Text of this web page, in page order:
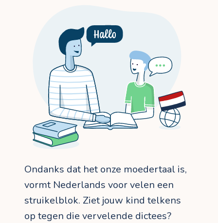
Ondanks dat het onze moedertaal is,
vormt Nederlands voor velen een
struikelblok. Ziet jouw kind telkens
op tegen die vervelende dictees?